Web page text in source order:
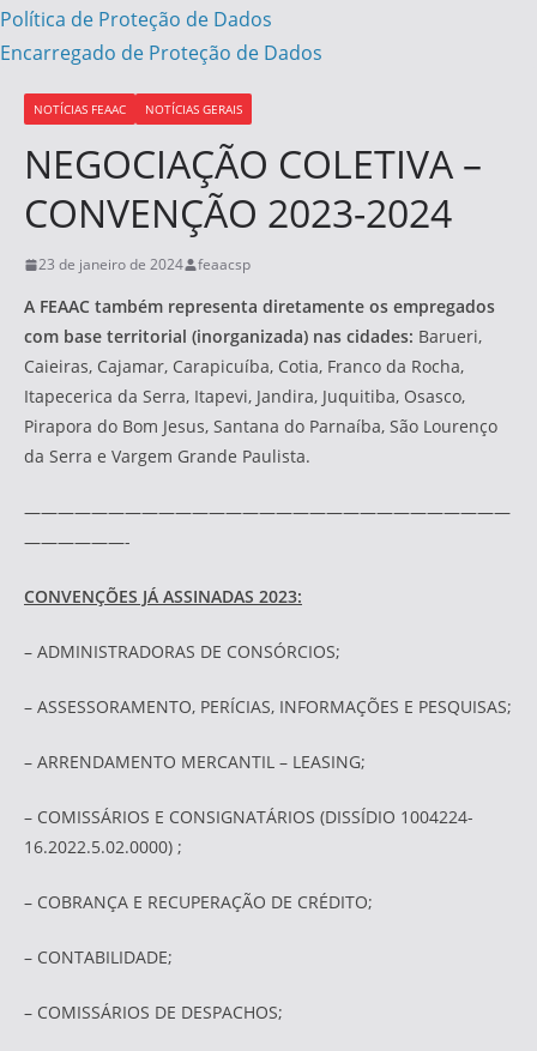
Política de Proteção de Dados
Encarregado de Proteção de Dados
NOTÍCIAS FEAAC NOTÍCIAS GERAIS
NEGOCIAÇÃO COLETIVA –
CONVENÇÃO 2023-2024
23 de janeiro de 2024 feaacsp
A FEAAC também representa diretamente os empregados
com base territorial (inorganizada) nas cidades: Barueri,
Caieiras, Cajamar, Carapicuíba, Cotia, Franco da Rocha,
Itapecerica da Serra, Itapevi, Jandira, Juquitiba, Osasco,
Pirapora do Bom Jesus, Santana do Parnaíba, São Lourenço
da Serra e Vargem Grande Paulista.
—————————————————————————————
——————-
CONVENÇÕES JÁ ASSINADAS 2023:
– ADMINISTRADORAS DE CONSÓRCIOS;
– ASSESSORAMENTO, PERÍCIAS, INFORMAÇÕES E PESQUISAS;
– ARRENDAMENTO MERCANTIL – LEASING;
– COMISSÁRIOS E CONSIGNATÁRIOS (DISSÍDIO 1004224-
16.2022.5.02.0000) ;
– COBRANÇA E RECUPERAÇÃO DE CRÉDITO;
– CONTABILIDADE;
– COMISSÁRIOS DE DESPACHOS;